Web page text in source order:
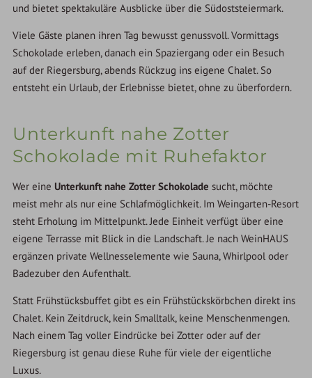
und bietet spektakuläre Ausblicke über die Südoststeiermark.
Viele Gäste planen ihren Tag bewusst genussvoll. Vormittags
Schokolade erleben, danach ein Spaziergang oder ein Besuch
auf der Riegersburg, abends Rückzug ins eigene Chalet. So
entsteht ein Urlaub, der Erlebnisse bietet, ohne zu überfordern.
Unterkunft nahe Zotter
Schokolade mit Ruhefaktor
Wer eine Unterkunft nahe Zotter Schokolade sucht, möchte
meist mehr als nur eine Schlafmöglichkeit. Im Weingarten-Resort
steht Erholung im Mittelpunkt. Jede Einheit verfügt über eine
eigene Terrasse mit Blick in die Landschaft. Je nach WeinHAUS
ergänzen private Wellnesselemente wie Sauna, Whirlpool oder
Badezuber den Aufenthalt.
Statt Frühstücksbuffet gibt es ein Frühstückskörbchen direkt ins
Chalet. Kein Zeitdruck, kein Smalltalk, keine Menschenmengen.
Nach einem Tag voller Eindrücke bei Zotter oder auf der
Riegersburg ist genau diese Ruhe für viele der eigentliche
Luxus.